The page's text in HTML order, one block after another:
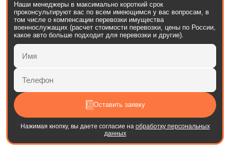
Наши менеджеры в максимально короткий срок
проконсультируют вас по всем имеющимся у вас вопросам, в
том числе о компенсации перевозки имущества
военнослужащих (расчет стоимости перевозки, цены по России,
какое авто больше подходит для перевозки и другие).
Оставить заявку
Нажимая кнопку, вы даете согласие на обработку персональных
данных